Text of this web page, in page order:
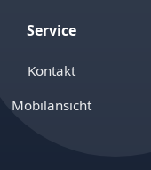
Service
Kontakt
Mobilansicht